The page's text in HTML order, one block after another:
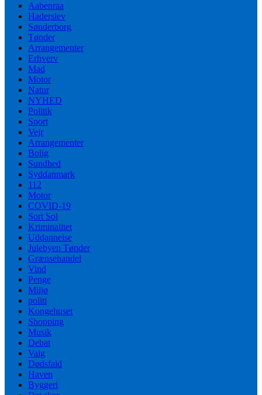
Aabenraa
Haderslev
Sønderborg
Tønder
Arrangementer
Erhverv
Mad
Motor
Natur
NYHED
Politik
Sport
Vejr
Arrangementer
Bolig
Sundhed
Syddanmark
112
Motor
COVID-19
Sort Sol
Kriminalitet
Uddannelse
Julebyen Tønder
Grænsehandel
Vind
Penge
Miljø
politi
Kongehuset
Shopping
Musik
Debat
Valg
Dødsfald
Haven
Byggeri